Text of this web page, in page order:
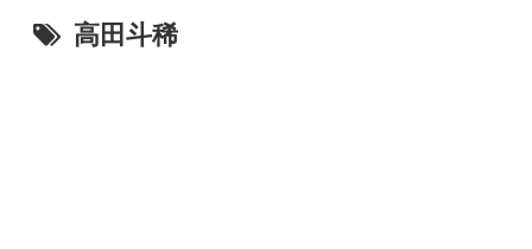
高田斗稀